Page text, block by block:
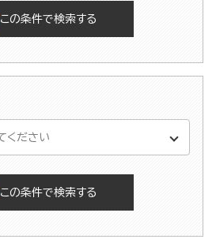
この条件で検索する
この条件で検索する